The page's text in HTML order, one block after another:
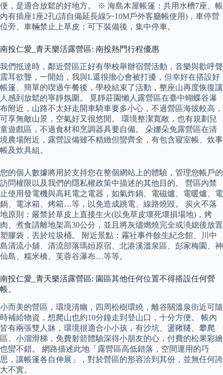
便，是適合放鬆的好地方。 ※ 海島木屋帳篷：共用水槽7座、帳
內有插座1座2孔(請自備延長線5~10M戶外客廳帳使用)，車停營
位旁、車輛禁止上草皮；可下裝備後，集中停車。
南投仁愛_青天樂活露營區: 南投熱門行程優惠
我們抵達時，鄰近營區正好有學校舉辦宿營活動，音樂與歡呼聲
震耳欲聾，一開始，我與L還很擔心會被打擾，但幸好在搭設好
帳篷、簡單的喫過午餐後，學校結束了活動，整座山再度恢復讓
人感到放鬆的寧靜氛圍。 覓靜莊園懶人露營區在臺中蝴蝶谷瀑
布附近，山路不太好走開車騎車要多小心，不過營區海拔較高，
可享無敵山景，空氣好又很悠閒。 環境整潔寬敞，也有規劃兒
童遊戲區，不過食材和烹調器具要自備。 朵娜朵免露營區在清
境農場附近，露營設備雖不精緻但蠻齊全，有包含寢室帳、炊事
帳及炊具組。
您的個人數據將用於支持您在整個網站上的體驗，管理您帳戶的
訪問權限以及我們的隱私權政策中描述的其他目的。 營區內禁
止使用發電機與高耗電之電器，如氣炸鍋、電磁爐、電暖爐、電
鍋、電冰箱、烤箱…等，以免造成跳電、線路燒毀。 炭火不落
地原則：嚴禁於草皮上直接生火(以免草皮壞死壞損場地)，烤
肉、煮食請離地架高30公分，並且將灰燼燃燒完全或澆媳後放置
塑膠袋，丟於垃圾桶。 附近景點：霧社事件餘生紀念館、川中
島清流小舖、清流部落瑪姮原宿、北港溪溫泉區、彭家梅園、神
仙島、糯米橋、芙蓉谷瀑布…等等。
南投仁愛_青天樂活露營區: 園區其他任何位置不得搭設任何營
帳。
小而美的營區，環境清幽，四周松樹環繞，離谷關溫泉街近可隨
時補給物資，想爬山也約10分鐘走到登山口，十分方便。 帳內
皆有兩張雙人牀，環境很適合小小孩，有沙坑、盪鞦韆、攀爬
區、小溜滑梯，免費射箭體驗深得小朋友的心，付費的松果彩繪
也蠻不錯。 網路描述此地「露營區高低錯落，空間運用的巧
思，讓帳篷各自伸展」，對於營區的形容洽到其份，並無任何誇
大不實。